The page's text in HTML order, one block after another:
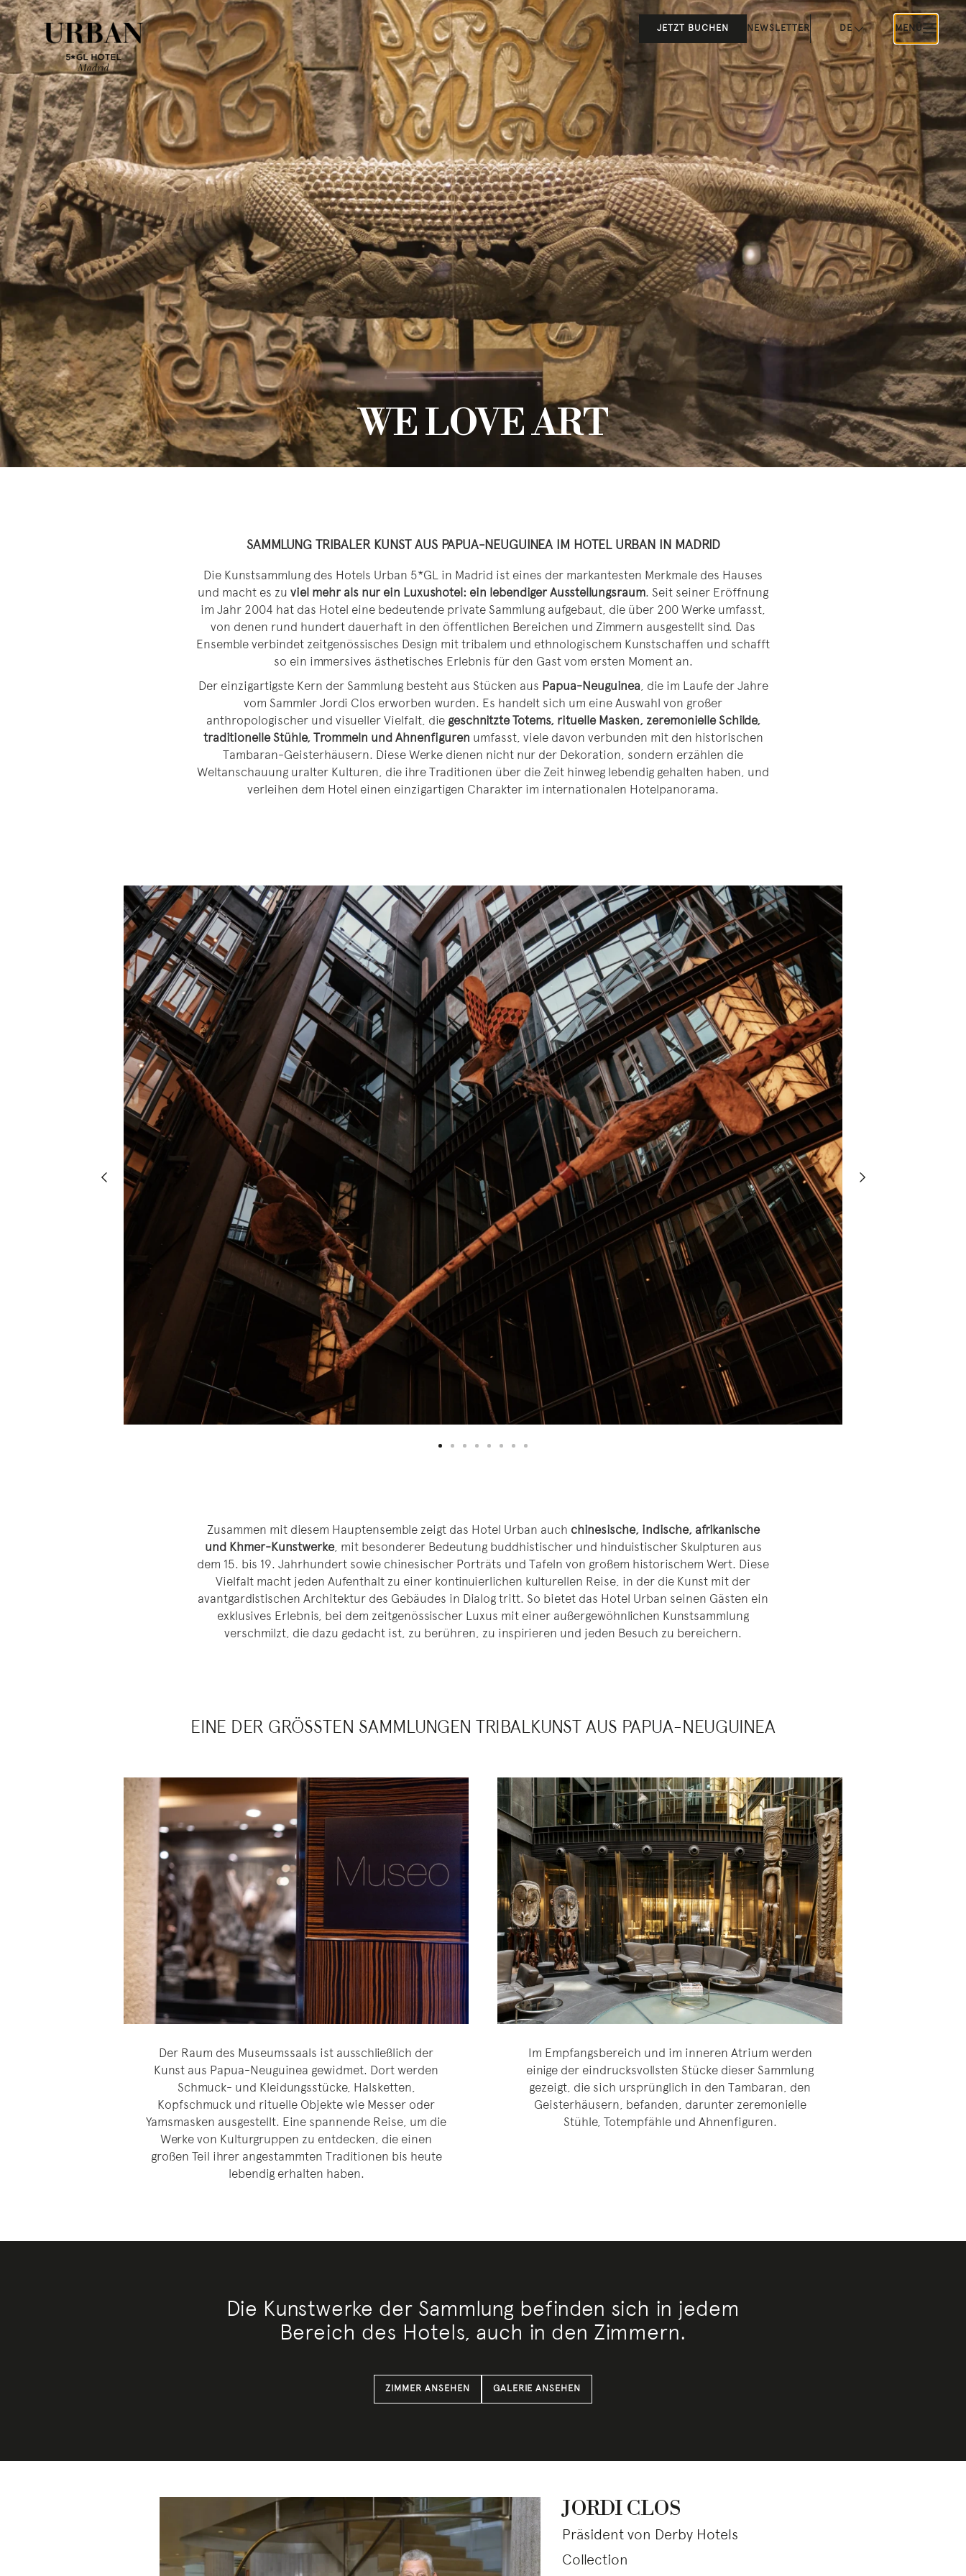
JETZT BUCHEN NEWSLETTER DE MENÜ
WE LOVE ART
SAMMLUNG TRIBALER KUNST AUS PAPUA-NEUGUINEA IM HOTEL URBAN IN MADRID
Die Kunstsammlung des Hotels Urban 5*GL in Madrid ist eines der markantesten Merkmale des Hauses
und macht es zu viel mehr als nur ein Luxushotel: ein lebendiger Ausstellungsraum. Seit seiner Eröffnung
im Jahr 2004 hat das Hotel eine bedeutende private Sammlung aufgebaut, die über 200 Werke umfasst,
von denen rund hundert dauerhaft in den öffentlichen Bereichen und Zimmern ausgestellt sind. Das
Ensemble verbindet zeitgenössisches Design mit tribalem und ethnologischem Kunstschaffen und schafft
so ein immersives ästhetisches Erlebnis für den Gast vom ersten Moment an.
Der einzigartigste Kern der Sammlung besteht aus Stücken aus Papua-Neuguinea, die im Laufe der Jahre
vom Sammler Jordi Clos erworben wurden. Es handelt sich um eine Auswahl von großer
anthropologischer und visueller Vielfalt, die geschnitzte Totems, rituelle Masken, zeremonielle Schilde,
traditionelle Stühle, Trommeln und Ahnenfiguren umfasst, viele davon verbunden mit den historischen
Tambaran-Geisterhäusern. Diese Werke dienen nicht nur der Dekoration, sondern erzählen die
Weltanschauung uralter Kulturen, die ihre Traditionen über die Zeit hinweg lebendig gehalten haben, und
verleihen dem Hotel einen einzigartigen Charakter im internationalen Hotelpanorama.
Zusammen mit diesem Hauptensemble zeigt das Hotel Urban auch chinesische, indische, afrikanische
und Khmer-Kunstwerke, mit besonderer Bedeutung buddhistischer und hinduistischer Skulpturen aus
dem 15. bis 19. Jahrhundert sowie chinesischer Porträts und Tafeln von großem historischem Wert. Diese
Vielfalt macht jeden Aufenthalt zu einer kontinuierlichen kulturellen Reise, in der die Kunst mit der
avantgardistischen Architektur des Gebäudes in Dialog tritt. So bietet das Hotel Urban seinen Gästen ein
exklusives Erlebnis, bei dem zeitgenössischer Luxus mit einer außergewöhnlichen Kunstsammlung
verschmilzt, die dazu gedacht ist, zu berühren, zu inspirieren und jeden Besuch zu bereichern.
EINE DER GRÖSSTEN SAMMLUNGEN TRIBALKUNST AUS PAPUA-NEUGUINEA
Der Raum des Museumssaals ist ausschließlich der
Kunst aus Papua-Neuguinea gewidmet. Dort werden
Schmuck- und Kleidungsstücke, Halsketten,
Kopfschmuck und rituelle Objekte wie Messer oder
Yamsmasken ausgestellt. Eine spannende Reise, um die
Werke von Kulturgruppen zu entdecken, die einen
großen Teil ihrer angestammten Traditionen bis heute
lebendig erhalten haben.
Im Empfangsbereich und im inneren Atrium werden
einige der eindrucksvollsten Stücke dieser Sammlung
gezeigt, die sich ursprünglich in den Tambaran, den
Geisterhäusern, befanden, darunter zeremonielle
Stühle, Totempfähle und Ahnenfiguren.
Die Kunstwerke der Sammlung befinden sich in jedem
Bereich des Hotels, auch in den Zimmern.
ZIMMER ANSEHEN GALERIE ANSEHEN
JORDI CLOS
Präsident von Derby Hotels
Collection